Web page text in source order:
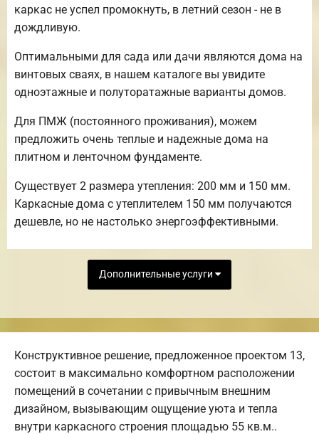
каркас не успел промокнуть, в летний сезон - не в
дождливую.
Оптимальными для сада или дачи являются дома на
винтовых сваях, в нашем каталоге вы увидите
одноэтажные и полуторатажные варианты домов.
Для ПМЖ (постоянного проживания), можем
предложить очень теплые и надежные дома на
плитном и ленточном фундаменте.
Существует 2 размера утепления: 200 мм и 150 мм.
Каркасные дома с утеплителем 150 мм получаются
дешевле, но не настолько энергоэффективными.
Дополнительные услуги
Конструктивное решение, предложенное проектом 13,
состоит в максимально комфортном расположении
помещений в сочетании с привычным внешним
дизайном, вызывающим ощущение уюта и тепла
внутри каркасного строения площадью 55 кв.м..